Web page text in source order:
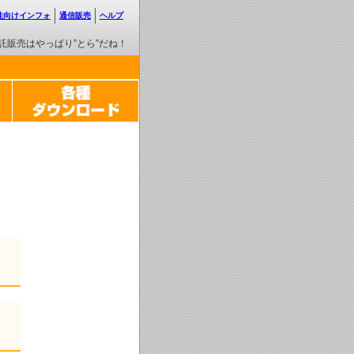
販売はやっぱり”とら”だね！
向けインフォ 通信販売 ヘルプ